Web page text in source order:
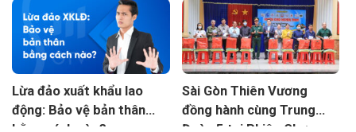
Lừa đảo xuất khẩu lao
động: Bảo vệ bản thân
Sài Gòn Thiên Vương
đồng hành cùng Trung